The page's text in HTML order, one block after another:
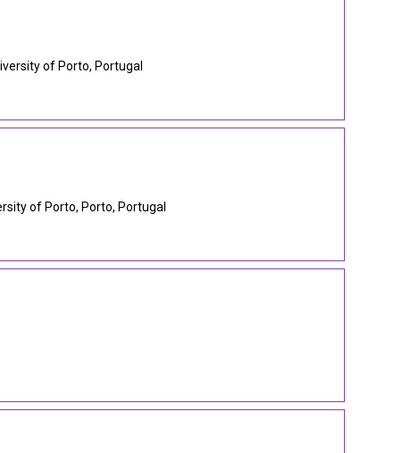
of Porto, Portugal
of Porto, Porto, Portugal